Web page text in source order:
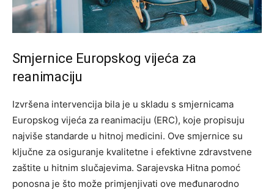
Smjernice Europskog vijeća za
reanimaciju
Izvršena intervencija bila je u skladu s smjernicama
Europskog vijeća za reanimaciju (ERC), koje propisuju
najviše standarde u hitnoj medicini. Ove smjernice su
ključne za osiguranje kvalitetne i efektivne zdravstvene
zaštite u hitnim slučajevima. Sarajevska Hitna pomoć
ponosna je što može primjenjivati ove međunarodno